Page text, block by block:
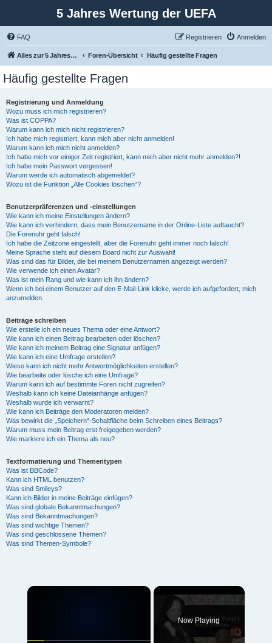
5 Jahres Wertung der UEFA
FAQ Anmelden
Registrieren
Alles zur 5 Jahreswertung / Tabelle der UEFA mit vielen Statistiken. Foren-Übersicht Häufig gestellte Fragen
Häufig gestellte Fragen
Registrierung und Anmeldung
Wozu muss ich mich registrieren?
Was ist COPPA?
Warum kann ich mich nicht registrieren?
Ich habe mich registriert, kann mich aber nicht anmelden!
Warum kann ich mich nicht anmelden?
Ich habe mich vor einiger Zeit registriert, kann mich aber nicht mehr anmelden?!
Ich habe mein Passwort vergessen!
Warum werde ich automatisch abgemeldet?
Wozu ist die Funktion „Alle Cookies löschen“?
Benutzerpräferenzen und -einstellungen
Wie kann ich meine Einstellungen ändern?
Wie kann ich verhindern, dass mein Benutzername in der Online-Liste auftaucht?
Die Forenuhr geht falsch!
Ich habe die Zeitzone eingestellt, aber die Forenuhr geht immer noch falsch!
Meine Sprache steht auf diesem Board nicht zur Auswahl!
Was sind das für Bilder, die bei meinem Benutzernamen angezeigt werden?
Wie verwende ich einen Avatar?
Was ist mein Rang und wie kann ich ihn ändern?
Wenn ich bei einem Benutzer auf den E-Mail-Link klicke, werde ich aufgefordert, mich
anzumelden.
Beiträge schreiben
Wie erstelle ich ein neues Thema oder eine Antwort?
Wie kann ich einen Beitrag bearbeiten oder löschen?
Wie kann ich meinem Beitrag eine Signatur anfügen?
Wie kann ich eine Umfrage erstellen?
Wieso kann ich nicht mehr Antwortmöglichkeiten erstellen?
Wie bearbeite oder lösche ich eine Umfrage?
Warum kann ich auf bestimmte Foren nicht zugreifen?
Weshalb kann ich keine Dateianhänge anfügen?
Weshalb wurde ich verwarnt?
Wie kann ich Beiträge den Moderatoren melden?
Was bewirkt die „Speichern“-Schaltfläche beim Schreiben eines Beitrags?
Warum muss mein Beitrag erst freigegeben werden?
Wie markiere ich ein Thema als neu?
Textformatierung und Thementypen
Was ist BBCode?
Kann ich HTML benutzen?
Was sind Smileys?
Kann ich Bilder in meine Beiträge einfügen?
Was sind globale Bekanntmachungen?
Was sind Bekanntmachungen?
Was sind wichtige Themen?
Was sind geschlossene Themen?
Was sind Themen-Symbole?
×
Now Playing